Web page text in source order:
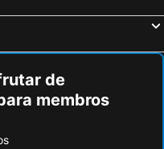
de
membros